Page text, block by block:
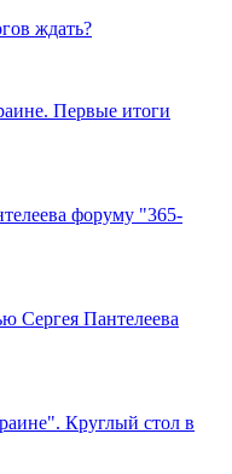
ждать?
Первые итоги
форуму "365-
Сергея Пантелеева
Круглый стол в